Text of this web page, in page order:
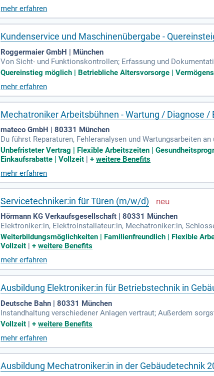
mehr erfahren
Kundenservice und Maschinenübergabe -
Roggermaier GmbH | München
Von Sicht- und Funktionskontrollen; Erfassung und
Arbeitsbühnen; Durchführung kleinerer Wartungs- und
Quereinstieg möglich | Betriebliche Altersvorsorge |
mehr erfahren
Mechatroniker Arbeitsbühnen - Wartung / Diagnose
mateco GmbH | 80331 München
Du führst Reparaturen, Fehleranalysen und Wartungsarbeiten
ektrische oder elektronische Störungen und Fehlfunktionen an
Unbefristeter Vertrag | Flexible Arbeitszeiten |
Einkaufsrabatte | Vollzeit |+weitere Benefits
mehr erfahren
Servicetechniker:in für Türen (m/w/d)
Hörmann KG Verkaufsgesellschaft | 80331 München
Elektroniker:in, Elektroinstallateur:in, Mechatroniker:in,
Vorbildung; Wohnort im Großraum München; Gültigen
Weiterbildungsmöglichkeiten | Familienfreundlich | Flexible
Vollzeit |+weitere Benefits
mehr erfahren
Ausbildung Elektroniker:in für Betriebstechnik in
Deutsche Bahn | 80331 München
Instandhaltung verschiedener Anlagen vertraut; Außerdem
ig sind; Kenntnisse zu Mess-, Prüf- und Diagnoseverfahren
Vollzeit |+weitere Benefits
mehr erfahren
Ausbildung Mechatroniker:in in der Gebäudetechnik